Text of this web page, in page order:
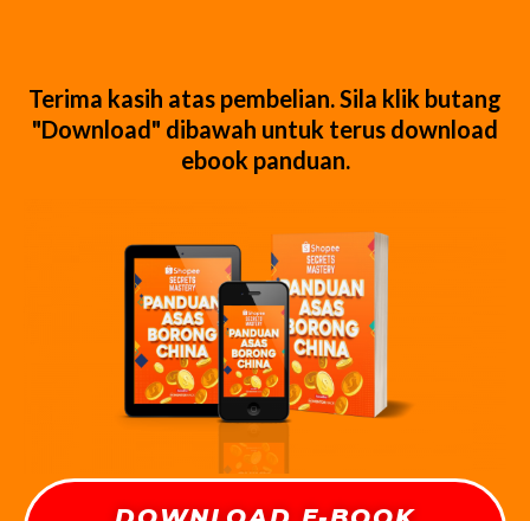
Terima kasih atas pembelian. Sila klik butang
"Download" dibawah untuk terus download
ebook panduan.